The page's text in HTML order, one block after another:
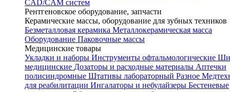
CAD/CAM систем
Рентгеновское оборудование, запчасти
Керамические массы, оборудование для зубных техников
Безметалловая керамика Металлокерамическая масса
Оборудование Паковочные массы
Медицинские товары
Укладки и наборы Инструменты офтальмологические
медицинские Дозаторы и расходные материалы Аптечки
полисиндромные Штативы лабораторный Разное
для реабилитации Ингалаторы и небулайзеры Бестеневые